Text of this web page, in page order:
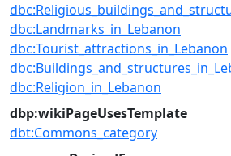
dbc:Landmarks_in_Lebanon
dbc:Tourist_attractions_in_Lebanon
dbc:Religion_in_Lebanon
dbp:wikiPageUsesTemplate
dbt:Commons_category